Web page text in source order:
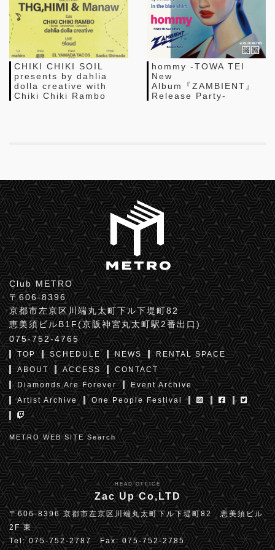
CHIKI CHIKI SOIL
presents by dahlia
dolla creative with
Chiki Chiki Rambo
hommy -TOWA TEI
New
Album『ZAMBIENT』
Release Party-
Club METRO
〒606-8396
京都市左京区川端丸太町下ル下堤町82
恵美須ビルB1F(京阪神宮丸太町駅2番出口)
075-752-4765
TOP SCHEDULE NEWS
RENTAL SPACE
ABOUT
ACCESS
CONTACT
Diamonds Are Forever
Event Archive
Artist Archive
One People Festival
METRO WEB SITE Search
HEAD OFFICE
Zac Up Co,LTD
〒606-8396 京都市左京区川端丸太町下ル下堤町82 恵美須ビル
2F 東
Tel: 075-752-2787 Fax: 075-752-2785